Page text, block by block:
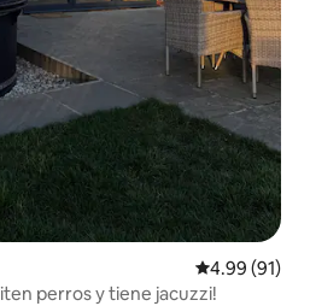
Calificación
4.99 (91)
perros y tiene jacuzzi!